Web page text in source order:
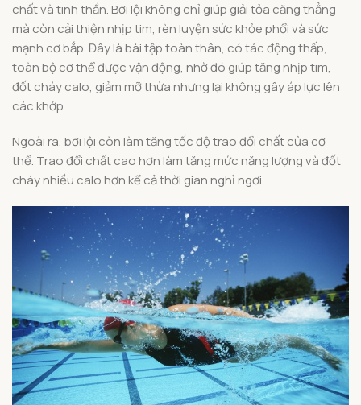
chất và tinh thần. Bơi lội không chỉ giúp giải tỏa căng thẳng
mà còn cải thiện nhịp tim, rèn luyện sức khỏe phổi và sức
mạnh cơ bắp. Đây là bài tập toàn thân, có tác động thấp,
toàn bộ cơ thể được vận động, nhờ đó giúp tăng nhịp tim,
đốt cháy calo, giảm mỡ thừa nhưng lại không gây áp lực lên
các khớp.
Ngoài ra, bơi lội còn làm tăng tốc độ trao đổi chất của cơ
thể. Trao đổi chất cao hơn làm tăng mức năng lượng và đốt
cháy nhiều calo hơn kể cả thời gian nghỉ ngơi.